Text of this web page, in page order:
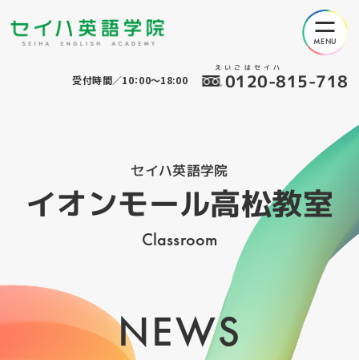
えいごはセイハ
0120-815-718
受付時間／10：00～18:00
セイハ英語学院
イオンモール高松教室
Classroom
NEWS